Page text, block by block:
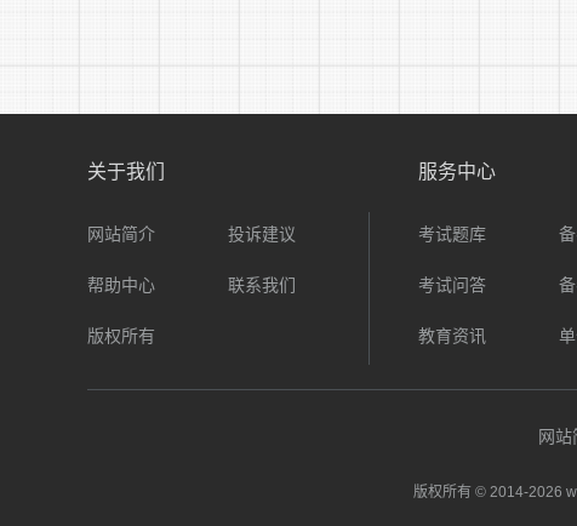
关于我们
网站简介 投诉建议
帮助中心 联系我们
版权所有
服务中心
考试题库
考试问答
教育资讯
网站
版权所有 © 2014-2026